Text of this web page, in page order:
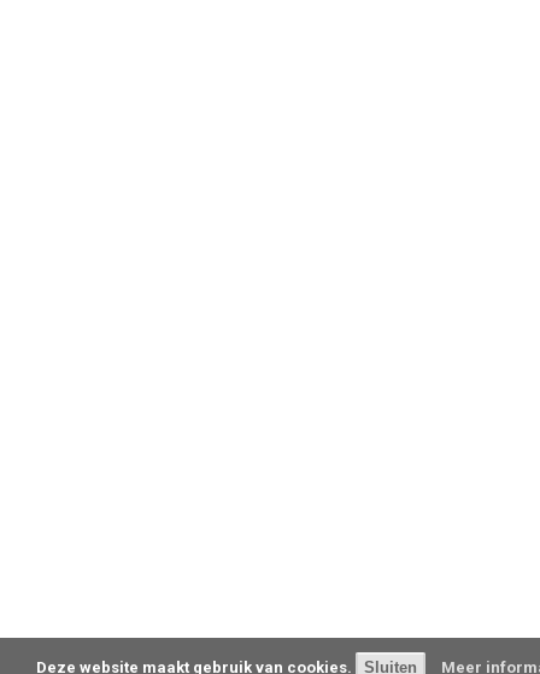
Deze website maakt gebruik van cookies. Meer